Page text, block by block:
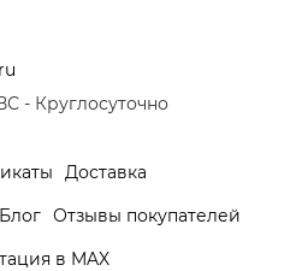
- Круглосуточно
Доставка
Блог Отзывы покупателей
в MAX